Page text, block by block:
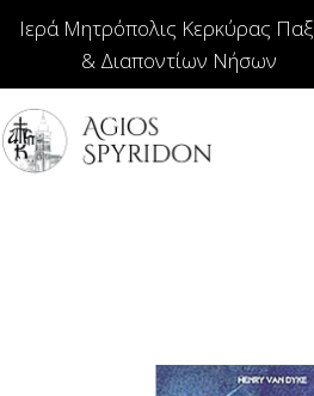
Ιερά Μητρόπολις Κερκύρας
& Διαποντίων Νήσων
ΚΕΡΙΑ